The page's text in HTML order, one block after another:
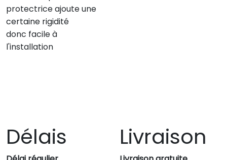
protectrice ajoute une
certaine rigidité
donc facile à
l'installation
Délais Livraison